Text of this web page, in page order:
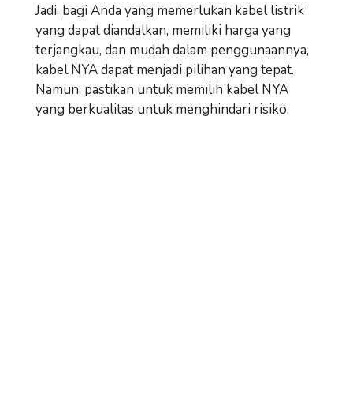
Jadi, bagi Anda yang memerlukan kabel listrik
yang dapat diandalkan, memiliki harga yang
terjangkau, dan mudah dalam penggunaannya,
kabel NYA dapat menjadi pilihan yang tepat.
Namun, pastikan untuk memilih kabel NYA
yang berkualitas untuk menghindari risiko.